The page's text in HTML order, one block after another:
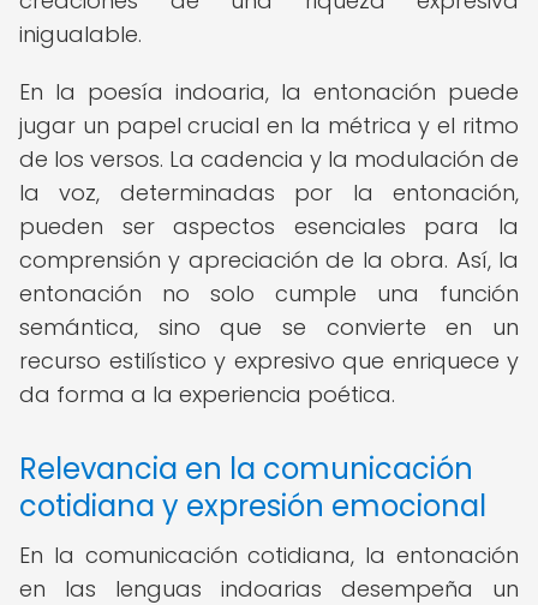
inigualable.
En la poesía indoaria, la entonación puede
jugar un papel crucial en la métrica y el ritmo
de los versos. La cadencia y la modulación de
la voz, determinadas por la entonación,
pueden ser aspectos esenciales para la
comprensión y apreciación de la obra. Así, la
entonación no solo cumple una función
semántica, sino que se convierte en un
recurso estilístico y expresivo que enriquece y
da forma a la experiencia poética.
Relevancia en la comunicación
cotidiana y expresión emocional
En la comunicación cotidiana, la entonación
en las lenguas indoarias desempeña un